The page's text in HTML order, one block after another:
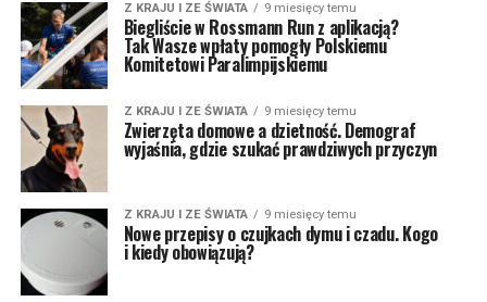
Z KRAJU I ZE ŚWIATA 9 miesięcy temu
Biegliście w Rossmann Run z aplikacją?
Tak Wasze wpłaty pomogły Polskiemu
Komitetowi Paralimpijskiemu
Z KRAJU I ZE ŚWIATA 9 miesięcy temu
Zwierzęta domowe a dzietność. Demograf
wyjaśnia, gdzie szukać prawdziwych przyczyn
Z KRAJU I ZE ŚWIATA 9 miesięcy temu
Nowe przepisy o czujkach dymu i czadu. Kogo
i kiedy obowiązują?